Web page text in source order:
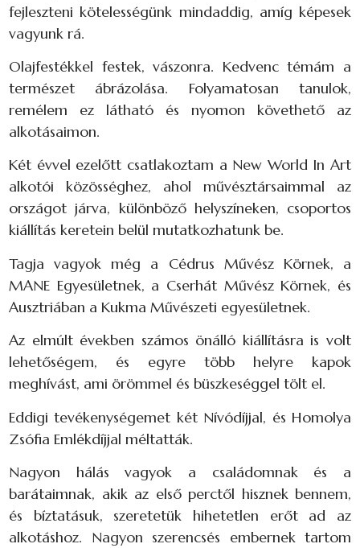
fejleszteni kötelességünk mindaddig, amíg képesek
vagyunk rá.
Olajfestékkel festek, vászonra. Kedvenc témám a
természet ábrázolása. Folyamatosan tanulok,
remélem ez látható és nyomon követhető az
alkotásaimon.
Két évvel ezelőtt csatlakoztam a New World In Art
alkotói közösséghez, ahol művésztársaimmal az
országot járva, különböző helyszíneken, csoportos
kiállítás keretein belül mutatkozhatunk be.
Tagja vagyok még a Cédrus Művész Körnek, a
MANE Egyesületnek, a Cserhát Művész Körnek, és
Ausztriában a Kukma Művészeti egyesületnek.
Az elmúlt években számos önálló kiállításra is volt
lehetőségem, és egyre több helyre kapok
meghívást, ami örömmel és büszkeséggel tölt el.
Eddigi tevékenységemet két Nívódíjjal, és Homolya
Zsófia Emlékdíjjal méltatták.
Nagyon hálás vagyok a családomnak és a
barátaimnak, akik az első perctől hisznek bennem,
és bíztatásuk, szeretetük hihetetlen erőt ad az
alkotáshoz. Nagyon szerencsés embernek tartom